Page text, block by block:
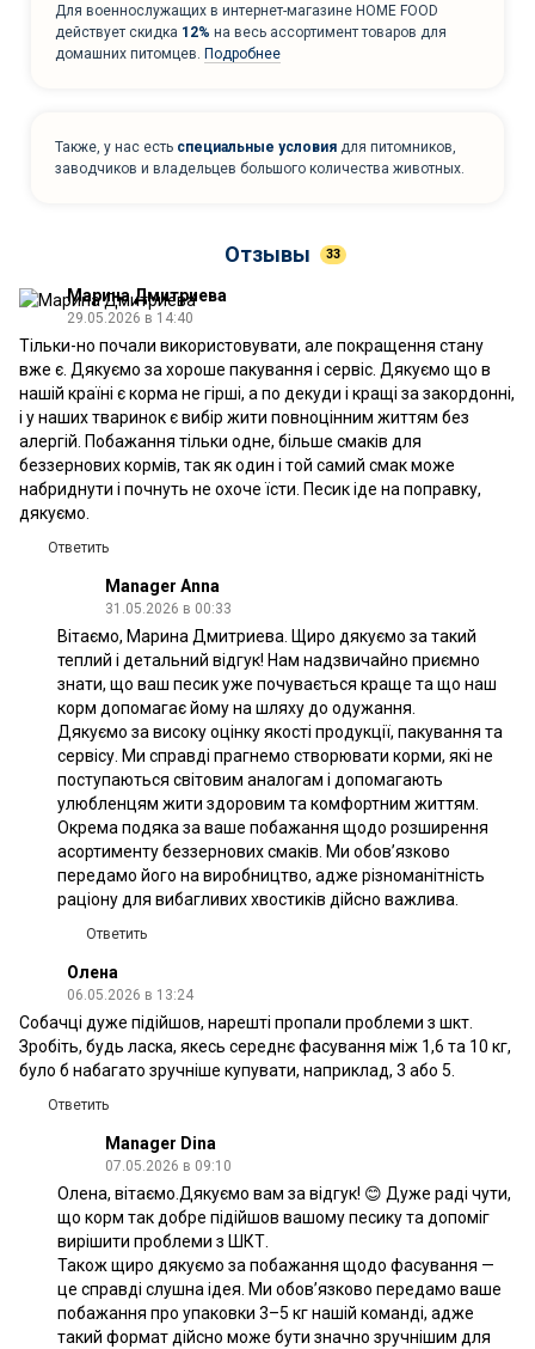
Для военнослужащих в интернет-магазине HOME FOOD
действует скидка 12% на весь ассортимент товаров для
домашних питомцев. Подробнее
Также, у нас есть специальные условия для питомников,
заводчиков и владельцев большого количества животных.
Отзывы 33
Марина Дмитриева
29.05.2026 в 14:40
Тільки-но почали використовувати, але покращення стану
вже є. Дякуємо за хороше пакування і сервіс. Дякуємо що в
нашій країні є корма не гірші, а по декуди і кращі за закордонні,
і у наших тваринок є вибір жити повноцінним життям без
алергій. Побажання тільки одне, більше смаків для
беззернових кормів, так як один і той самий смак може
набриднути і почнуть не охоче їсти. Песик іде на поправку,
дякуємо.
Ответить
Manager Anna
31.05.2026 в 00:33
Вітаємо, Марина Дмитриева. Щиро дякуємо за такий
теплий і детальний відгук! Нам надзвичайно приємно
знати, що ваш песик уже почувається краще та що наш
корм допомагає йому на шляху до одужання.
Дякуємо за високу оцінку якості продукції, пакування та
сервісу. Ми справді прагнемо створювати корми, які не
поступаються світовим аналогам і допомагають
улюбленцям жити здоровим та комфортним життям.
Окрема подяка за ваше побажання щодо розширення
асортименту беззернових смаків. Ми обов’язково
передамо його на виробництво, адже різноманітність
раціону для вибагливих хвостиків дійсно важлива.
Ответить
Олена
06.05.2026 в 13:24
Собачці дуже підійшов, нарешті пропали проблеми з шкт.
Зробіть, будь ласка, якесь середнє фасування між 1,6 та 10 кг,
було б набагато зручніше купувати, наприклад, 3 або 5.
Ответить
Manager Dina
07.05.2026 в 09:10
Олена, вітаємо.Дякуємо вам за відгук! 😊 Дуже раді чути,
що корм так добре підійшов вашому песику та допоміг
вирішити проблеми з ШКТ.
Також щиро дякуємо за побажання щодо фасування —
це справді слушна ідея. Ми обов’язково передамо ваше
побажання про упаковки 3–5 кг нашій команді, адже
такий формат дійсно може бути значно зручнішим для